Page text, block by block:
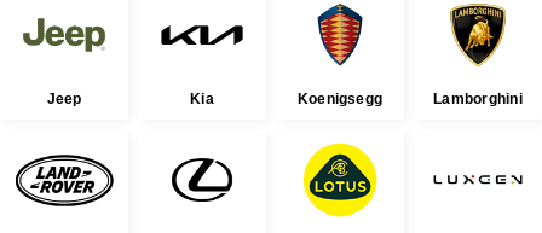
Jeep Kia Koenigsegg Lamborghini